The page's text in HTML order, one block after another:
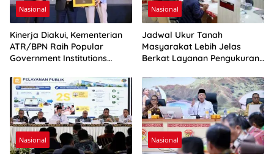
Nasional
Kinerja Diakui, Kementerian
ATR/BPN Raih Popular
Government Institutions
Nasional
Jadwal Ukur Tanah
Masyarakat Lebih Jelas
Berkat Layanan Pengukuran
Nasional Nasional